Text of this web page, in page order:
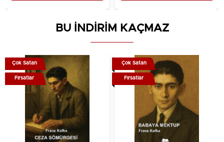
BU İNDİRİM KAÇMAZ
Çok Satan
Fırsatlar
Çok Satan
Fırsatlar